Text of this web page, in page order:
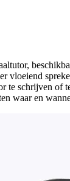
vloeiend
te schrijven of
waar en